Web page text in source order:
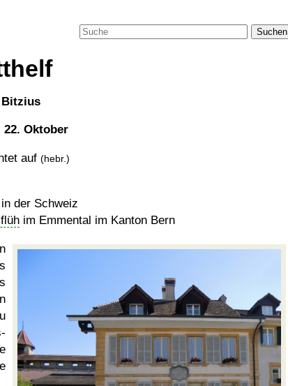
Suchen
Bitzius
22. Oktober
auf (hebr.)
in der Schweiz
im Emmental im Kanton Bern